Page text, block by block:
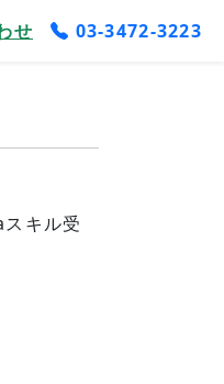
せ 03-3472-3223
キル受